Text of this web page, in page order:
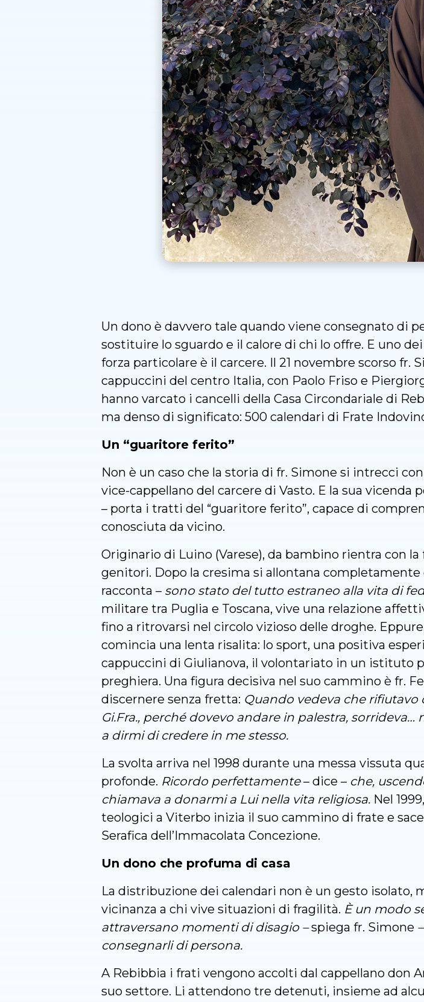
Un dono è davvero tale quando viene consegnato di
sostituire lo sguardo e il calore di chi lo offre. E uno
forza particolare è il carcere. Il 21 novembre scorso
cappuccini del centro Italia, con Paolo Friso e
hanno varcato i cancelli della Casa Circondariale di
ma denso di significato: 500 calendari di Frate
Un “guaritore ferito”
Non è un caso che la storia di fr. Simone si intrecci
vice-cappellano del carcere di Vasto. E la sua vicenda
– porta i tratti del “guaritore ferito”, capace di
conosciuta da vicino.
Originario di Luino (Varese), da bambino rientra con
genitori. Dopo la cresima si allontana completamente
racconta – sono stato del tutto estraneo alla vita di
militare tra Puglia e Toscana, vive una relazione
fino a ritrovarsi nel circolo vizioso delle droghe.
comincia una lenta risalita: lo sport, una positiva
cappuccini di Giulianova, il volontariato in un istituto
preghiera. Una figura decisiva nel suo cammino è fr.
discernere senza fretta: Quando vedeva che
Gi.Fra., perché dovevo andare in palestra,
a dirmi di credere in me stesso.
La svolta arriva nel 1998 durante una messa vissuta
profonde. Ricordo perfettamente– dice – che,
chiamava a donarmi a Lui nella vita religiosa. Nel
teologici a Viterbo inizia il suo cammino di frate e
Serafica dell’Immacolata Concezione.
Un dono che profuma di casa
La distribuzione dei calendari non è un gesto isolato,
vicinanza a chi vive situazioni di fragilità. È un modo
attraversano momenti di disagio –spiega fr. Simone
consegnarli di persona.
A Rebibbia i frati vengono accolti dal cappellano don
suo settore. Li attendono tre detenuti, insieme ad